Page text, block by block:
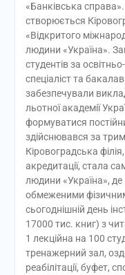
«Банківська справа».
створюється
«Відкритого
людини «Україна».
студентів за
спеціаліст та
забезпечували
льотної академії
формуватися
здійснювався за
Кіровоградська
акредитації, стала
людини «Україна», де
обмеженими
сьогоднішній день
17000 тис. книг) з
1 лекційна на 100
тренажерний зал,
реабілітації, буфет,